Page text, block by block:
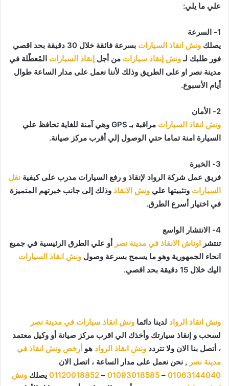
علي ما يلي:
1- السرعة
يصلك ونش انقاذ السيارات
بسرعة فائقة خلال 30 دقيقة بحد اقصي
فور طلبك لـونش إنقاذ سيارات من أجل إنقاذ السيارات المُعطّلة في
مدينة نصر او على الطريق وذلك لأننا نعمل على مدار الساعة طوال
أيام الأسبوع.
2- الأمان
ونش انقاذ السيارات
مراقبة بـ GPS وهي آمنة للغاية تحافظ علي
السيارة امنة تماما حتي الوصول إلي أقرب مركز صيانة.
3- الخبرة
فريق عمل شركة الرواد لإنقاذ و رفع السيارات مدرب على كيفية نقل
السيارات وتثبيتها علي ونش الانقاذ وذلك إلى جانب خبرتهم المتميزة
في اختيار أسرع الطرق.
4- الانتشار الواسع
تنتشر اوناش الانقاذ في مدينة نصر أو علي الطرق الرئيسية في جميع
انحاء الجمهورية وهو ما يسمح بسرعة وصول ونش انقاذ السيارات
اليك خلال 15 دقيقة بحد اقصي.
ونش انقاذ الرواد لدينا دائما ونش انقاذ سيارات في مدينة نصر
لسحب و إنقاذ سيارتك وأخذك الي اقرب مركز صيانة أو وكيل معتمد
، أتصل بنا الان ولا تتردد ونش انقاذ الرواد هو أرخص ونش انقاذ في
مدينة نصر , نحن نعمل على مدار الساعة ، اتصل الان
01063144040
–
01093018585
–
01120018852 يصلك ونش